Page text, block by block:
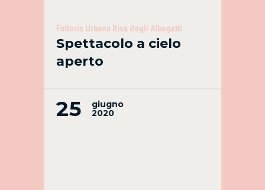
Fattoria Urbana Riva degli Albogatti
Spettacolo a cielo
aperto
25
giugno
2020